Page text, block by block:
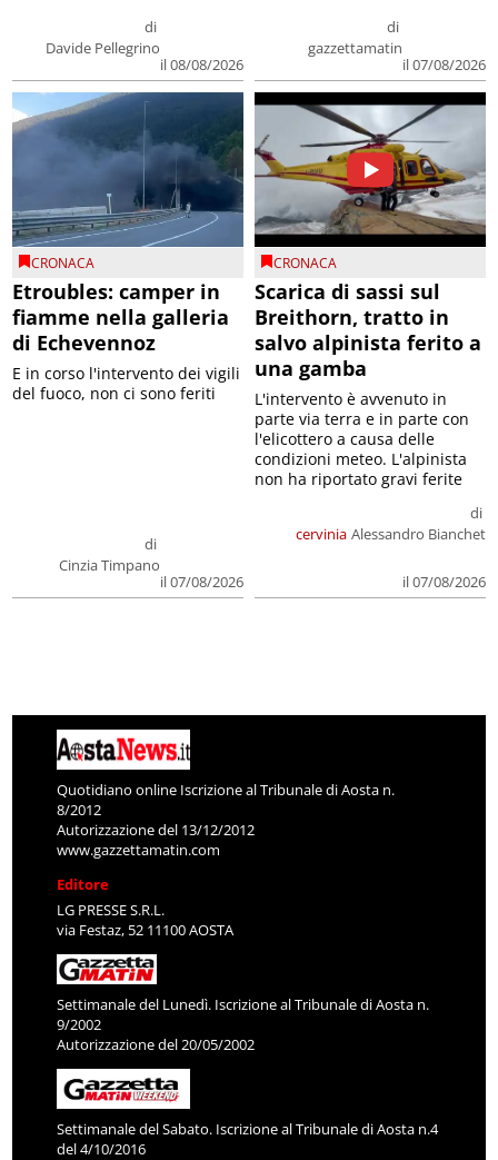
di
Davide Pellegrino
il 08/08/2026
di
gazzettamatin
il 07/08/2026
CRONACA
Etroubles: camper in
fiamme nella galleria
di Echevennoz
di
Cinzia Timpano
il 07/08/2026
E in corso l'intervento dei vigili
del fuoco, non ci sono feriti
CRONACA
Scarica di sassi sul
Breithorn, tratto in
salvo alpinista ferito a
una gamba
cervinia
di
Alessandro Bianchet
il 07/08/2026
L'intervento è avvenuto in
parte via terra e in parte con
l'elicottero a causa delle
condizioni meteo. L'alpinista
non ha riportato gravi ferite
Quotidiano online Iscrizione al Tribunale di Aosta n.
8/2012
Autorizzazione del 13/12/2012
www.gazzettamatin.com
Editore
LG PRESSE S.R.L.
via Festaz, 52 11100 AOSTA
Settimanale del Lunedì. Iscrizione al Tribunale di Aosta n.
9/2002
Autorizzazione del 20/05/2002
Settimanale del Sabato. Iscrizione al Tribunale di Aosta n.4
del 4/10/2016